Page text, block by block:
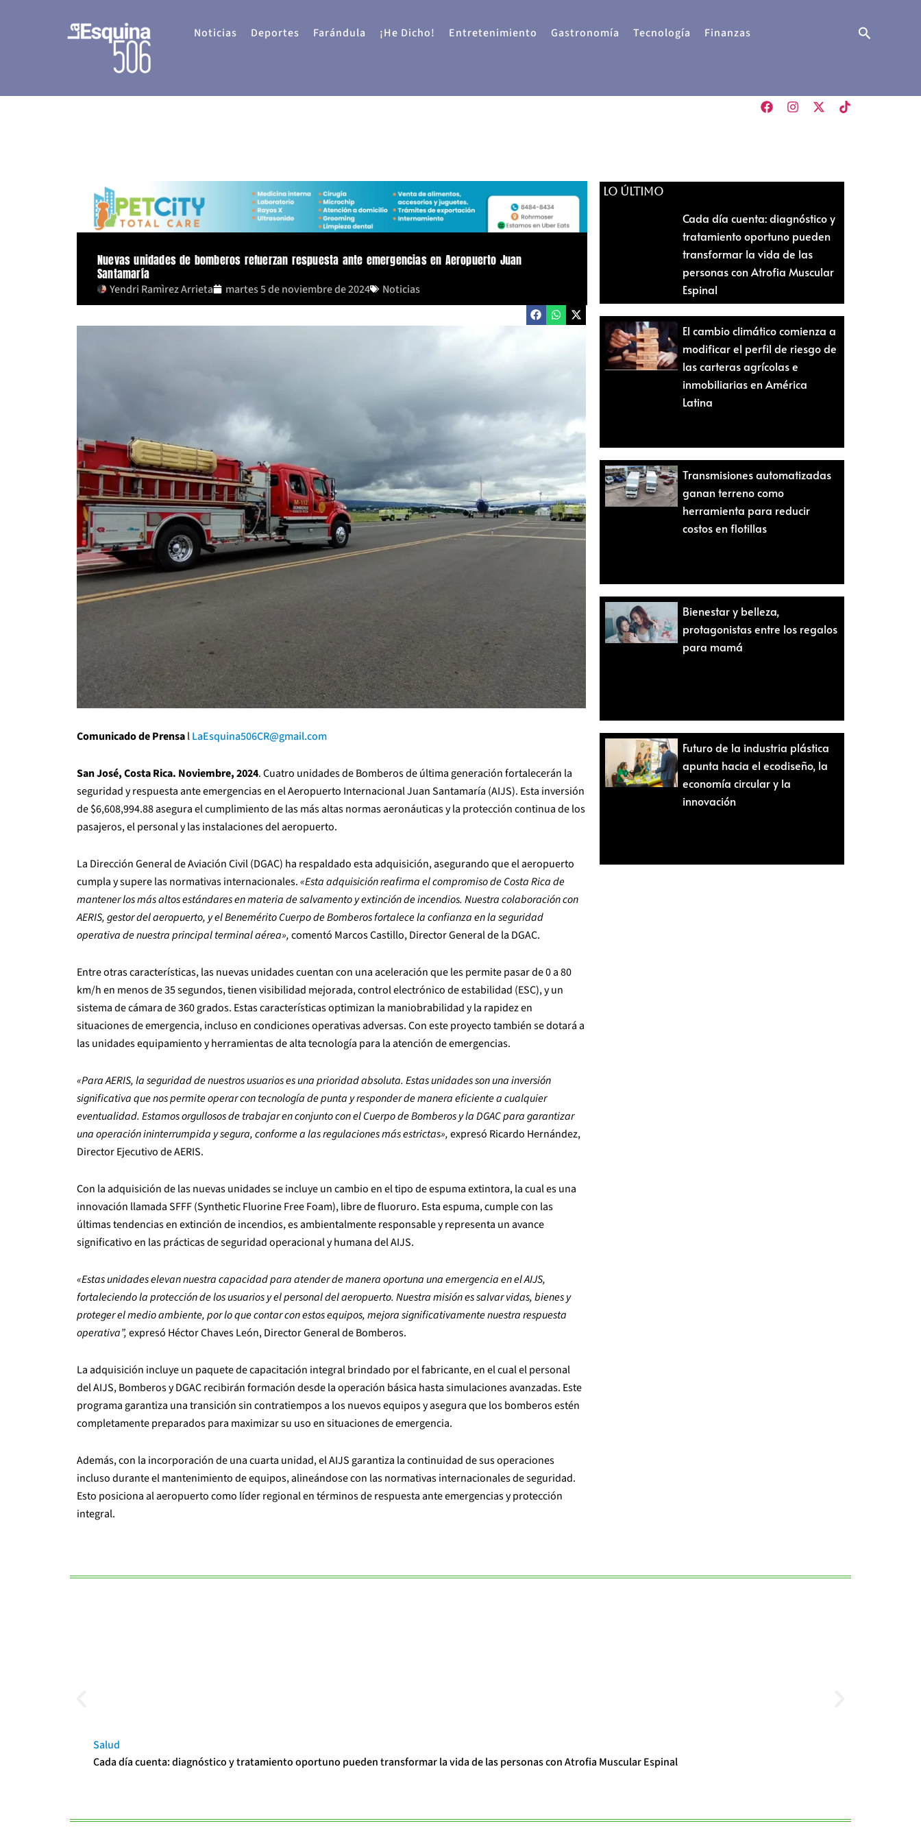
Noticias Deportes Farándula ¡He Dicho! Entretenimiento Gastronomía Tecnología Finanzas Buscar
Nuevas unidades de bomberos refuerzan respuesta ante emergencias en Aeropuerto Juan
Santamaría
Yendri Ramìrez Arrieta martes 5 de noviembre de 2024 Noticias
Comunicado de PrensalLaEsquina506CR@gmail.com
San José, Costa Rica. Noviembre, 2024. Cuatro unidades de Bomberos de última generación fortalecerán la
seguridad y respuesta ante emergencias en el Aeropuerto Internacional Juan Santamaría (AIJS). Esta inversión
de $6,608,994.88 asegura el cumplimiento de las más altas normas aeronáuticas y la protección continua de los
pasajeros, el personal y las instalaciones del aeropuerto.
La Dirección General de Aviación Civil (DGAC) ha respaldado esta adquisición, asegurando que el aeropuerto
cumpla y supere las normativas internacionales.«Esta adquisición reafirma el compromiso de Costa Rica de
mantener los más altos estándares en materia de salvamento y extinción de incendios. Nuestra colaboración con
AERIS, gestor del aeropuerto, y el Benemérito Cuerpo de Bomberos fortalece la confianza en la seguridad
operativa de nuestra principal terminal aérea»,comentó Marcos Castillo, Director General de la DGAC.
Entre otras características, las nuevas unidades cuentan con una aceleración que les permite pasar de 0 a 80
km/h en menos de 35 segundos, tienen visibilidad mejorada, control electrónico de estabilidad (ESC), y un
sistema de cámara de 360 grados. Estas características optimizan la maniobrabilidad y la rapidez en
situaciones de emergencia, incluso en condiciones operativas adversas. Con este proyecto también se dotará a
las unidades equipamiento y herramientas de alta tecnología para la atención de emergencias.
«Para AERIS, la seguridad de nuestros usuarios es una prioridad absoluta. Estas unidades son una inversión
significativa que nos permite operar con tecnología de punta y responder de manera eficiente a cualquier
eventualidad. Estamos orgullosos de trabajar en conjunto con el Cuerpo de Bomberos y la DGAC para garantizar
una operación ininterrumpida y segura, conforme a las regulaciones más estrictas»,expresó Ricardo Hernández,
Director Ejecutivo de AERIS.
Con la adquisición de las nuevas unidades se incluye un cambio en el tipo de espuma extintora, la cual es una
innovación llamada SFFF (Synthetic Fluorine Free Foam), libre de fluoruro. Esta espuma, cumple con las
últimas tendencias en extinción de incendios, es ambientalmente responsable y representa un avance
significativo en las prácticas de seguridad operacional y humana del AIJS.
«Estas unidades elevan nuestra capacidad para atender de manera oportuna una emergencia en el AIJS,
fortaleciendo la protección de los usuarios y el personal del aeropuerto. Nuestra misión es salvar vidas, bienes y
proteger el medio ambiente, por lo que contar con estos equipos, mejora significativamente nuestra respuesta
operativa”,expresó Héctor Chaves León, Director General de Bomberos.
La adquisición incluye un paquete de capacitación integral brindado por el fabricante, en el cual el personal
del AIJS, Bomberos y DGAC recibirán formación desde la operación básica hasta simulaciones avanzadas. Este
programa garantiza una transición sin contratiempos a los nuevos equipos y asegura que los bomberos estén
completamente preparados para maximizar su uso en situaciones de emergencia.
Además, con la incorporación de una cuarta unidad, el AIJS garantiza la continuidad de sus operaciones
incluso durante el mantenimiento de equipos, alineándose con las normativas internacionales de seguridad.
Esto posiciona al aeropuerto como líder regional en términos de respuesta ante emergencias y protección
integral.
LO ÚLTIMO
Cada día cuenta: diagnóstico y
tratamiento oportuno pueden
transformar la vida de las
personas con Atrofia Muscular
Espinal
El cambio climático comienza a
modificar el perfil de riesgo de
las carteras agrícolas e
inmobiliarias en América
Latina
Transmisiones automatizadas
ganan terreno como
herramienta para reducir
costos en flotillas
Bienestar y belleza,
protagonistas entre los regalos
para mamá
Futuro de la industria plástica
apunta hacia el ecodiseño, la
economía circular y la
innovación
Salud
Cada día cuenta: diagnóstico y tratamiento oportuno pueden transformar la vida de las personas con Atrofia Muscular Espinal